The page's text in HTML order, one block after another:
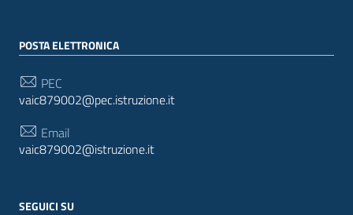
POSTA ELETTRONICA
PEC
vaic879002@pec.istruzione.it
Email
vaic879002@istruzione.it
SEGUICI SU